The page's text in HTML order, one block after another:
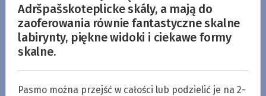
Adršpašskoteplicke skály, a mają do
zaoferowania równie fantastyczne skalne
labirynty, piękne widoki i ciekawe formy
skalne.
Pasmo można przejść w całości lub podzielić je na 2-